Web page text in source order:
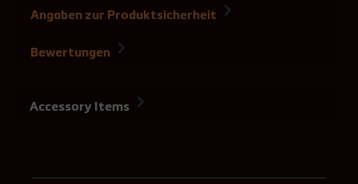
Angaben zur Produktsicherheit
Bewertungen
Accessory Items